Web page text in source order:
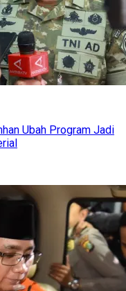
Ubah Program Jadi